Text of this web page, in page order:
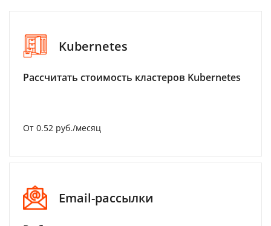
Kubernetes
Рассчитать стоимость кластеров Kubernetes
От 0.52 руб./месяц
Email-рассылки